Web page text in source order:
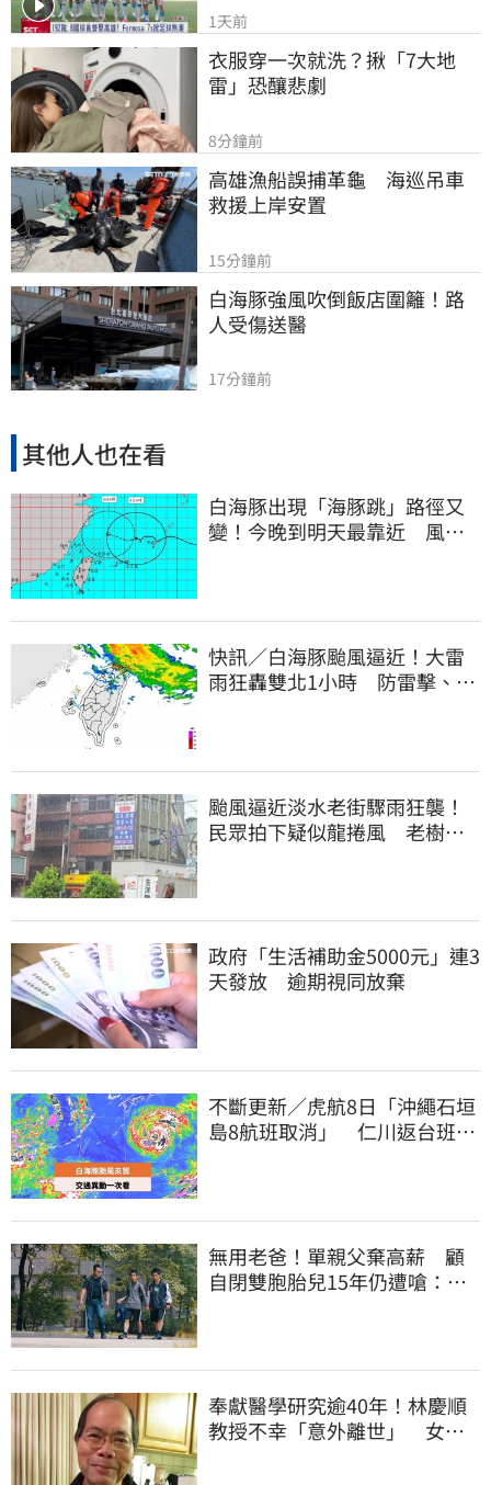
1天前
衣服穿一次就洗？揪「7大地
雷」恐釀悲劇
8分鐘前
高雄漁船誤捕革龜　海巡吊車
救援上岸安置
15分鐘前
白海豚強風吹倒飯店圍籬！路
人受傷送醫
17分鐘前
其他人也在看
白海豚出現「海豚跳」路徑又
變！今晚到明天最靠近 風雨
快訊／白海豚颱風逼近！大雷
雨狂轟雙北1小時 防雷擊、強
颱風逼近淡水老街驟雨狂襲！
民眾拍下疑似龍捲風 老樹遭
政府「生活補助金5000元」連3
天發放 逾期視同放棄
不斷更新／虎航8日「沖繩石垣
島8航班取消」 仁川返台班機
無用老爸！單親父棄高薪 顧
自閉雙胞胎兒15年仍遭嗆：怎
奉獻醫學研究逾40年！林慶順
教授不幸「意外離世」 女兒